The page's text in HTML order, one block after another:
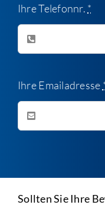
Ihre Telefonnr. *
Ihre Emailadresse
Sollten Sie Ihre